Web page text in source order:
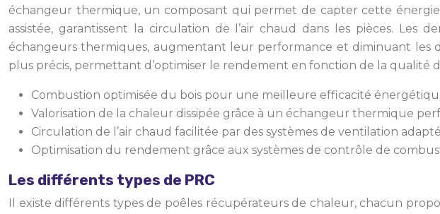
échangeur thermique, un composant qui permet de capter cette
assistée, garantissent la circulation de l’air chaud dans les pièces. Les
échangeurs thermiques, augmentant leur performance et diminuant les
plus précis, permettant d’optimiser le rendement en fonction de la qualité
Combustion optimisée du bois pour une meilleure efficacité
Valorisation de la chaleur dissipée grâce à un échangeur thermique
Circulation de l’air chaud facilitée par des systèmes de ventilation
Optimisation du rendement grâce aux systèmes de contrôle de
Les différents types de PRC
Il existe différents types de poêles récupérateurs de chaleur, chacun